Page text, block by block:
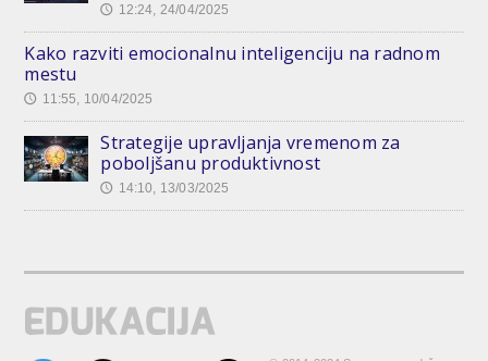
🕔 12:24, 24/04/2025
Kako razviti emocionalnu inteligenciju na radnom
mestu
🕔 11:55, 10/04/2025
Strategije upravljanja vremenom za
poboljšanu produktivnost
🕔 14:10, 13/03/2025